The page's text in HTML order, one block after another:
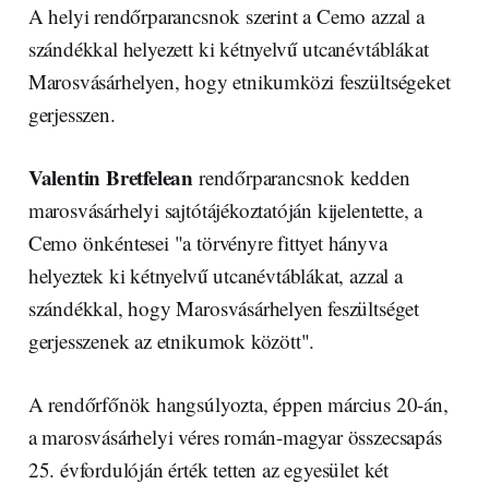
A helyi rendőrparancsnok szerint a Cemo azzal a
szándékkal helyezett ki kétnyelvű utcanévtáblákat
Marosvásárhelyen, hogy etnikumközi feszültségeket
gerjesszen.
Valentin Bretfelean rendőrparancsnok kedden
marosvásárhelyi sajtótájékoztatóján kijelentette, a
Cemo önkéntesei "a törvényre fittyet hányva
helyeztek ki kétnyelvű utcanévtáblákat, azzal a
szándékkal, hogy Marosvásárhelyen feszültséget
gerjesszenek az etnikumok között".
A rendőrfőnök hangsúlyozta, éppen március 20-án,
a marosvásárhelyi véres román-magyar összecsapás
25. évfordulóján érték tetten az egyesület két